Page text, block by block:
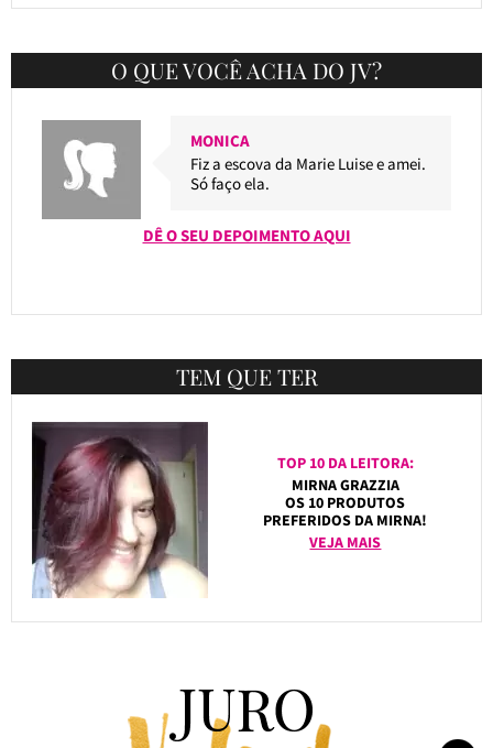
O QUE VOCÊ ACHA DO JV?
MONICA
Fiz a escova da Marie Luise e amei.
Só faço ela.
DÊ O SEU DEPOIMENTO AQUI
TEM QUE TER
TOP 10 DA LEITORA:
MIRNA GRAZZIA
OS 10 PRODUTOS
PREFERIDOS DA MIRNA!
VEJA MAIS